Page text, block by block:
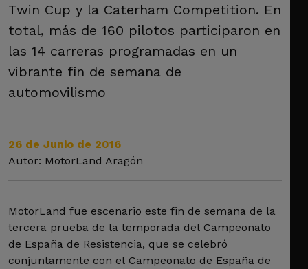
Twin Cup y la Caterham Competition. En
total, más de 160 pilotos participaron en
las 14 carreras programadas en un
vibrante fin de semana de
automovilismo
26 de Junio de 2016
Autor: MotorLand Aragón
MotorLand fue escenario este fin de semana de la
tercera prueba de la temporada del Campeonato
de España de Resistencia, que se celebró
conjuntamente con el Campeonato de España de